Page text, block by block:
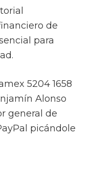
de
para
5204 1658
Alonso
general de
picándole